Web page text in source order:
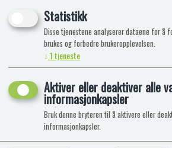
Statistikk
Disse tjenestene analyserer dataene for å
brukes og forbedre brukeropplevelsen.
↓ 1tjeneste
Aktiver eller deaktiver alle
informasjonkapsler
Bruk denne bryteren til å aktivere eller
informasjonkapsler.